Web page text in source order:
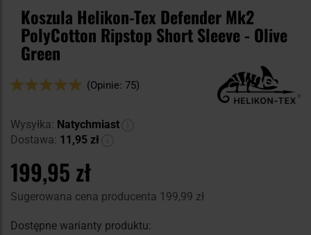
Koszula Helikon-Tex Defender Mk2
PolyCotton Ripstop Short Sleeve - Olive
Green
Ocena:
(Opinie: 75)
Wysyłka: Natychmiast
Dostawa: 11,95 zł
199,95 zł
Sugerowana cena producenta 199,99 zł
Dostępne warianty produktu: